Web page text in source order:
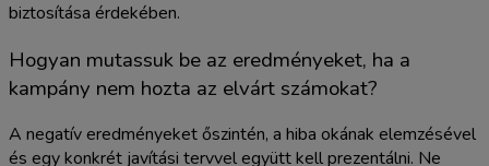
biztosítása érdekében.
Hogyan mutassuk be az eredményeket, ha a
kampány nem hozta az elvárt számokat?
A negatív eredményeket őszintén, a hiba okának elemzésével
és egy konkrét javítási tervvel együtt kell prezentálni. Ne